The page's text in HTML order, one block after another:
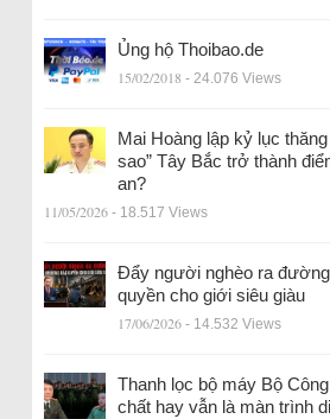
Ủng hộ Thoibao.de
15/02/2018 - 24.076 Views
Mai Hoàng lập kỷ lục
sao” Tây Bắc trở thành
an?
11/05/2026 - 18.517 Views
Đẩy người nghèo ra
quyền cho giới siêu giàu
17/06/2026 - 14.532 Views
Thanh lọc bộ máy Bộ
chất hay vẫn là màn trình